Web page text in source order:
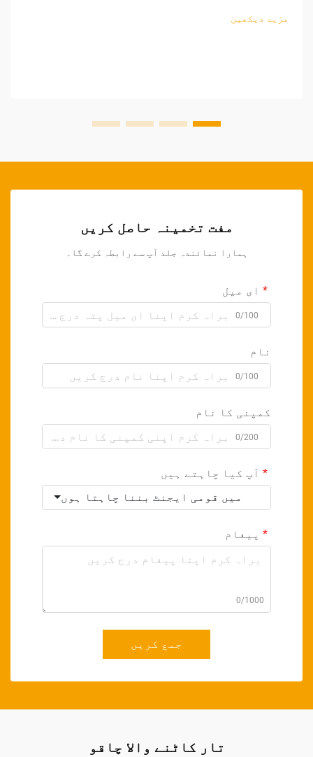
کے اوزار کی ذرائع کاری کی پیچیدگیوں کو سمجھنا...
مزید دیکھیں
مفت تخمینہ حاصل کریں
ہمارا نمائندہ جلد آپ سے رابطہ کرے گا۔
ای میل
0/100
نام
0/100
کمپنی کا نام
0/200
آپ کیا چاہتے ہیں
میں قومی ایجنٹ بننا چاہتا ہوں
پیغام
0/1000
جمع کریں
تار کاٹنے والا چاقو